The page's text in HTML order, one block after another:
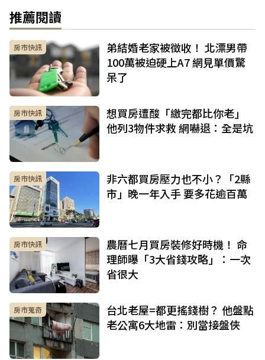
推薦閱讀
房市快訊
弟結婚老家被徵收！ 北漂男帶
100萬被迫硬上A7 網見單價驚
呆了
房市快訊
想買房遭酸「繳完都比你老」
他列3物件求救 網嚇退：全是坑
房市快訊
非六都買房壓力也不小？「2縣
市」晚一年入手 要多花逾百萬
房市快訊
農曆七月買房裝修好時機！ 命
理師曝「3大省錢攻略」：一次
省很大
房市蒐奇
台北老屋=都更搖錢樹？ 他盤點
老公寓6大地雷：別當接盤俠